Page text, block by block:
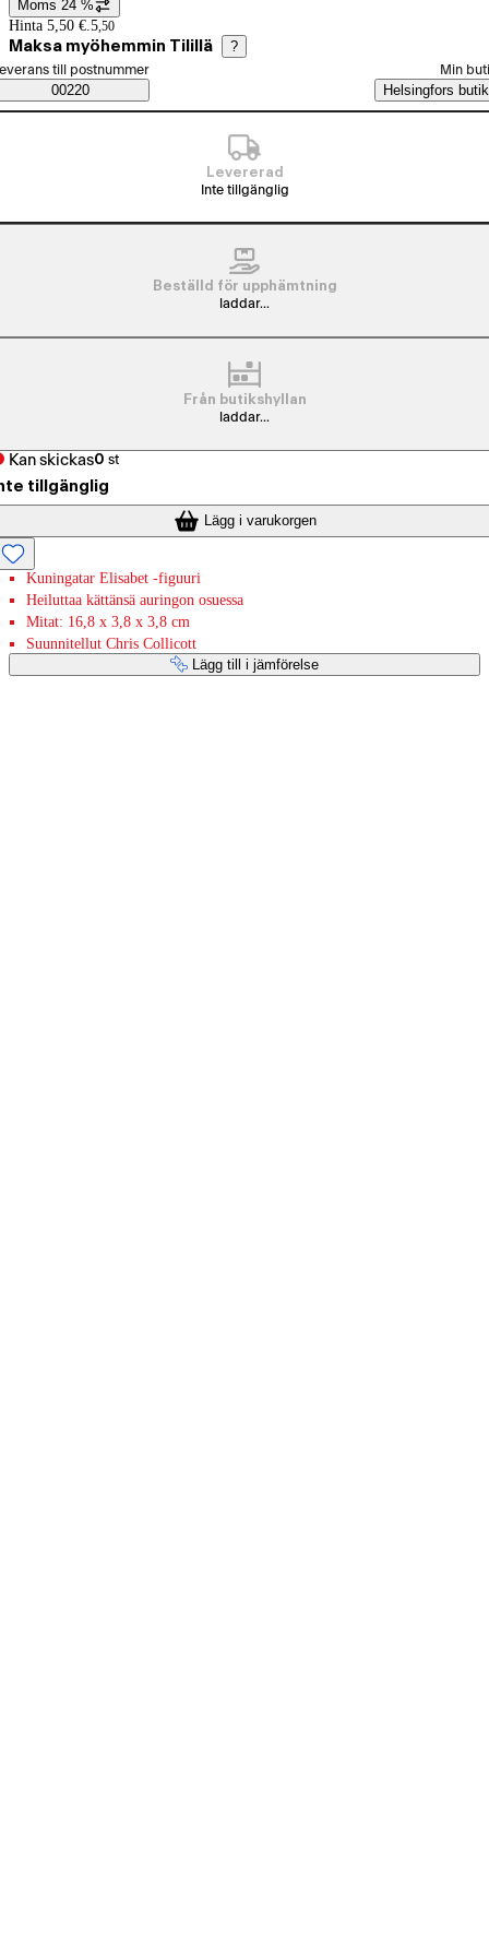
Prisinformation
Moms 24 %
Hinta 5,50 €. 5,50
Maksa myöhemmin Tilillä ?
Saatavuustiedot
beställningssätt
till postnummer
00220
Min
Helsingfors butik
Levererad
Inte tillgänglig
Beställd för upphämtning
laddar...
Från butikshyllan
laddar...
Kan skickas0 st
tillgänglig
Lägg i varukorgen
Kuningatar Elisabet -figuuri
Heiluttaa kättänsä auringon osuessa
Mitat: 16,8 x 3,8 x 3,8 cm
Suunnitellut Chris Collicott
Lägg till i jämförelse